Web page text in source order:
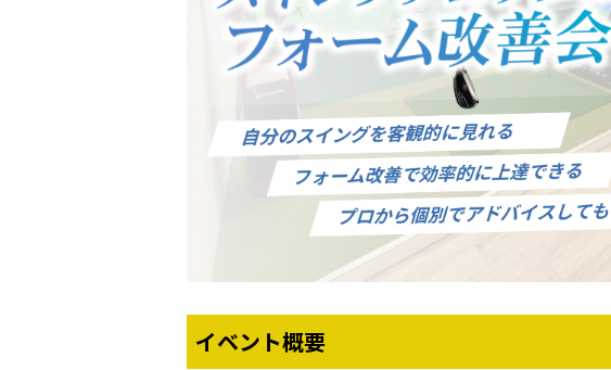
イベント概要